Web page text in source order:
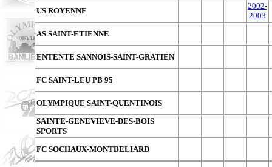
US ROYENNE
2002-
2003
AS SAINT-ETIENNE
ENTENTE SANNOIS-SAINT-GRATIEN
FC SAINT-LEU PB 95
OLYMPIQUE SAINT-QUENTINOIS
SAINTE-GENEVIEVE-DES-BOIS
SPORTS
FC SOCHAUX-MONTBELIARD